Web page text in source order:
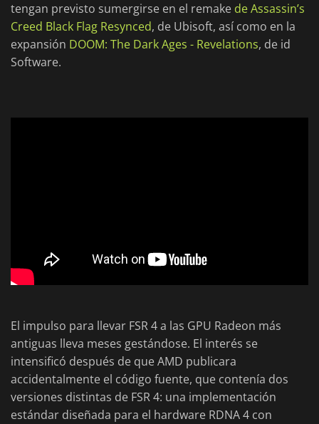
tengan previsto sumergirse en el remake de Assassin’s
Creed Black Flag Resynced, de Ubisoft, así como en la
expansión DOOM: The Dark Ages - Revelations, de id
Software.
El impulso para llevar FSR 4 a las GPU Radeon más
antiguas lleva meses gestándose. El interés se
intensificó después de que AMD publicara
accidentalmente el código fuente, que contenía dos
versiones distintas de FSR 4: una implementación
estándar diseñada para el hardware RDNA 4 con